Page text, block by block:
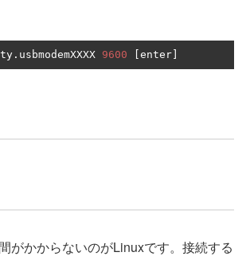
. usbmodemXXXX 9600 enter
がかからないのがLinuxです。接続する